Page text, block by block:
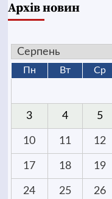
Архів новин
Пн Вт Ср
3 4 5
10 11 12
17 18 19
24 25 26